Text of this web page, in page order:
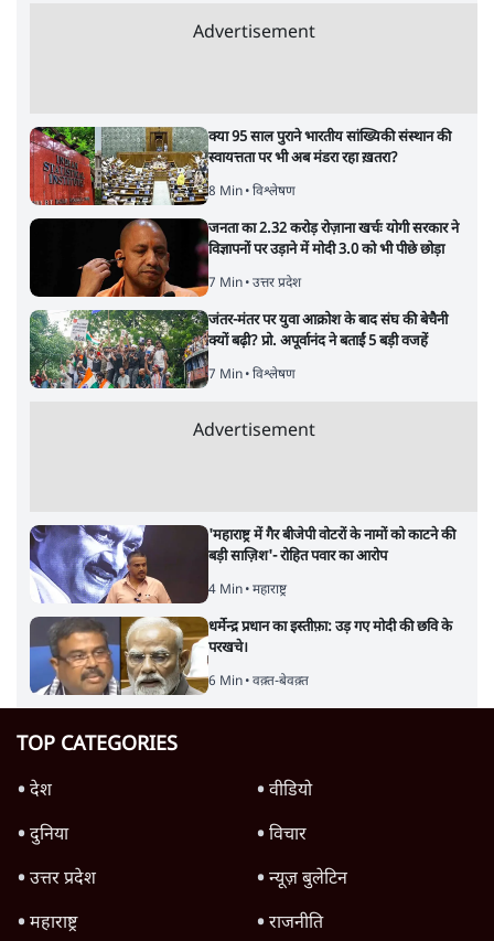
Advertisement
क्या 95 साल पुराने भारतीय सांख्यिकी संस्थान की
स्वायत्तता पर भी अब मंडरा रहा ख़तरा?
8 Min• विश्लेषण
जनता का 2.32 करोड़ रोज़ाना खर्चः योगी सरकार ने
विज्ञापनों पर उड़ाने में मोदी 3.0 को भी पीछे छोड़ा
7 Min• उत्तर प्रदेश
जंतर-मंतर पर युवा आक्रोश के बाद संघ की बेचैनी
क्यों बढ़ी? प्रो. अपूर्वानंद ने बताईं 5 बड़ी वजहें
7 Min• विश्लेषण
Advertisement
'महाराष्ट्र में गैर बीजेपी वोटरों के नामों को काटने की
बड़ी साज़िश'- रोहित पवार का आरोप
4 Min• महाराष्ट्र
धर्मेन्द्र प्रधान का इस्तीफ़ा: उड़ गए मोदी की छवि के
परखचे।
6 Min• वक़्त-बेवक़्त
TOP CATEGORIES
देश
वीडियो
दुनिया
विचार
उत्तर प्रदेश
न्यूज़ बुलेटिन
महाराष्ट्र
राजनीति